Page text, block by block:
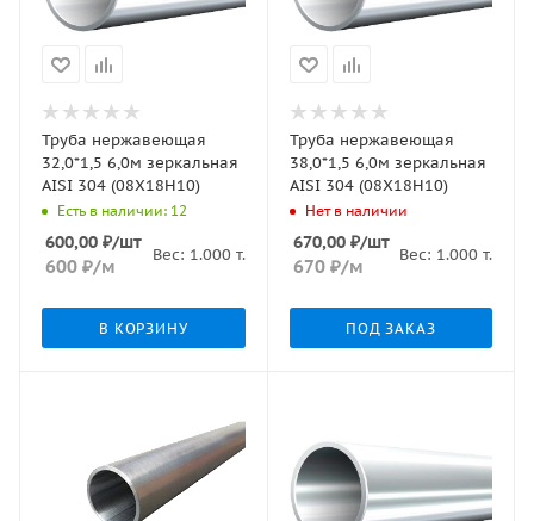
Труба нержавеющая
32,0*1,5 6,0м зеркальная
AISI 304 (08Х18Н10)
Есть в наличии: 12
600,00 ₽/шт
600 ₽/м
Вес: 1.000 т.
В КОРЗИНУ
Труба нержавеющая
38,0*1,5 6,0м зеркальная
AISI 304 (08Х18Н10)
Нет в наличии
670,00₽/шт
670₽/м
Вес: 1.000 т.
ПОД ЗАКАЗ